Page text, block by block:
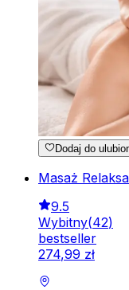
Dodaj do
Masaż
9.5
Wybitny(42)
bestseller
274,99 zł